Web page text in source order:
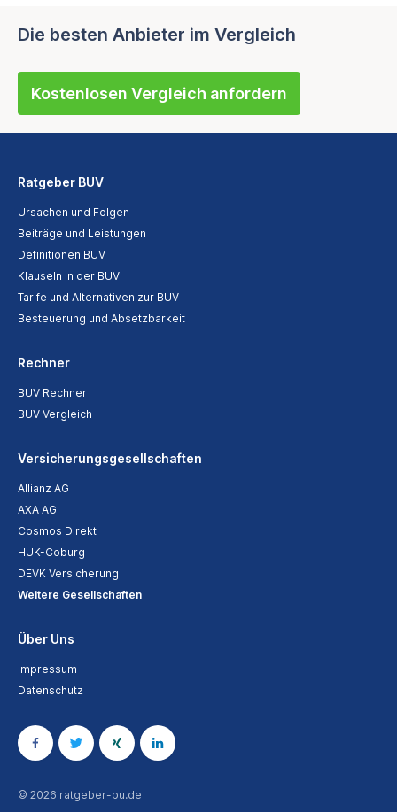
Die besten Anbieter im Vergleich
Kostenlosen Vergleich anfordern
Ratgeber BUV
Ursachen und Folgen
Beiträge und Leistungen
Definitionen BUV
Klauseln in der BUV
Tarife und Alternativen zur BUV
Besteuerung und Absetzbarkeit
Rechner
BUV Rechner
BUV Vergleich
Versicherungsgesellschaften
Allianz AG
AXA AG
Cosmos Direkt
HUK-Coburg
DEVK Versicherung
Weitere Gesellschaften
Über Uns
Impressum
Datenschutz
© 2026 ratgeber-bu.de